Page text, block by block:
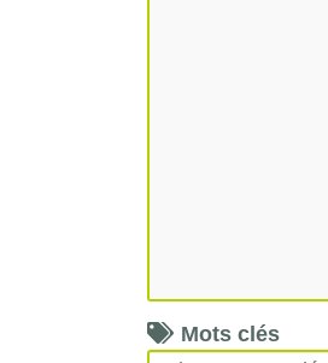
Mots clés